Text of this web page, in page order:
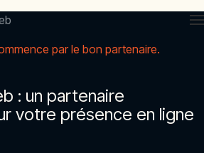
par le bon partenaire.
: un partenaire
votre présence en ligne